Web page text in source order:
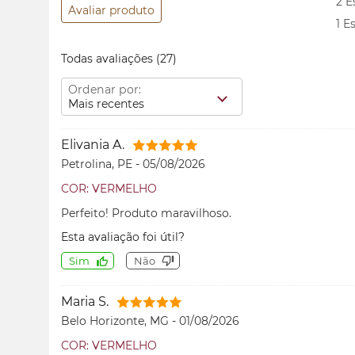
Avaliar produto
1
Todas avaliações (27)
Ordenar por:
Mais recentes
Elivania A.
Petrolina, PE - 05/08/2026
COR: VERMELHO
Perfeito! Produto maravilhoso.
Esta avaliação foi útil?
Sim Não
Maria S.
Belo Horizonte, MG - 01/08/2026
COR: VERMELHO